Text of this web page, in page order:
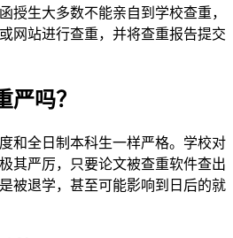
授生大多数不能亲自到学校查重，
网站进行查重，并将查重报告提交
严吗？
和全日制本科生一样严格。学校对
其严厉，只要论文被查重软件查出
被退学，甚至可能影响到日后的就